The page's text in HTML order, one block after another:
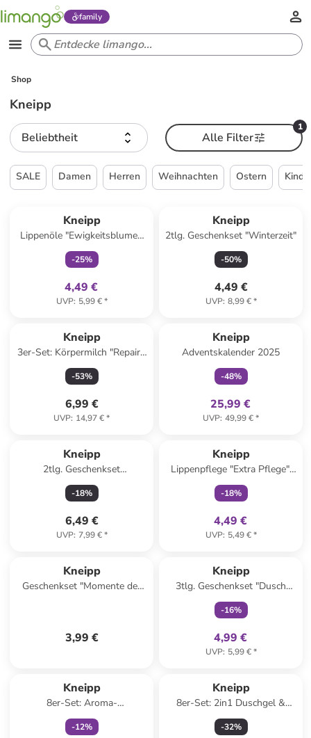
family
Shop
Kneipp
Beliebtheit
1
Alle Filter
SALE Damen Herren Weihnachten Ostern
Kneipp
Lippenöle "Ewigkeitsblume",
5,5 ml
-25%
4,49 €
UVP: 5,99 €*
Kneipp
2tlg. Geschenkset "Winterzeit"
-50%
4,49 €
UVP: 8,99 €*
Kneipp
3er-Set: Körpermilch "Repair",
je 200 ml
-53%
6,99 €
UVP: 14,97 €*
Kneipp
Adventskalender 2025
-48%
25,99 €
UVP: 49,99 €*
Kneipp
2tlg. Geschenkset
"Männersache", je 200 ml
-18%
6,49 €
UVP: 7,99 €*
Kneipp
Lippenpflege "Extra Pflege",
4,7 g
-18%
4,49 €
UVP: 5,49 €*
Kneipp
Geschenkset "Momente der
3,99 €
Kneipp
3tlg. Geschenkset "Dusch
Trio", 3 Stück, je 75 ml
-16%
4,99 €
UVP: 5,99 €*
Kneipp
8er-Set: Aroma-
Pflegeduschgel "Sei frei,
verrückt und glücklich!", je 50
-12%
Kneipp
8er-Set: 2in1 Duschgel &
Shampoo "Startklar", 50 ml
-32%